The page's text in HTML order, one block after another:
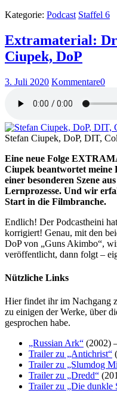
Kategorie: Podcast Staffel 6
Extramaterial:
Ciupek, DoP
3. Juli 2020 Kommentare0
Stefan Ciupek, DoP, DIT,
Eine neue Folge
Ciupek beantwortet meine
einer besonderen Szene
Lernprozesse. Und wir
Start in die Filmbranche.
Endlich! Der Podcastheini
korrigiert! Genau, mit den
DoP von „Guns Akimbo“,
veröffentlicht, dann folgt –
Nützliche Links
Hier findet ihr im Nachgang
zu einigen der Werke, über
gesprochen habe.
„Russian Ark“ (2002)
Trailer zu „Antichrist“
Trailer zu „Slumdog
Trailer zu „Dredd“
Trailer zu „Die dunkle